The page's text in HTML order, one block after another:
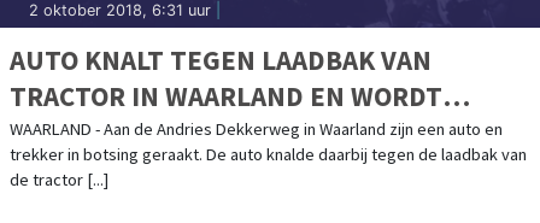
2 oktober 2018, 6:31 uur
AUTO KNALT TEGEN LAADBAK VAN
TRACTOR IN WAARLAND EN WORDT
OPENGERETEN
WAARLAND - Aan de Andries Dekkerweg in Waarland zijn een auto en
trekker in botsing geraakt. De auto knalde daarbij tegen de laadbak van
de tractor [...]